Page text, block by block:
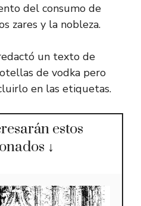
del consumo de
zares y la nobleza.
un texto de
de vodka pero
en las etiquetas.
estos
↓